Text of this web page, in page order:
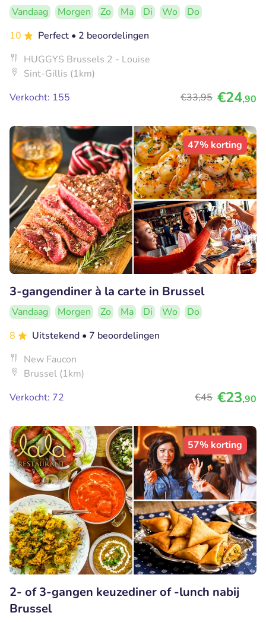
Vandaag Morgen Zo Ma Di Wo
Do
10
Perfect • 2 beoordelingen
HUGGYS Brussels 2 - Louise
Sint-Gillis (1km)
Verkocht: 155
€33,95 €24,90
47% korting
3-gangendiner à la carte in Brussel
Vandaag Morgen Zo Ma Di Wo
Do
8
Uitstekend • 7 beoordelingen
New Faucon
Brussel (1km)
Verkocht: 72
€45 €23,90
57% korting
2- of 3-gangen keuzediner of -lunch nabij
Brussel